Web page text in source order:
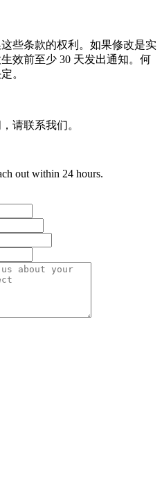
些条款的权利。如果修改是实
效前至少 30 天发出通知。何
。
请联系我们。
out within 24 hours.